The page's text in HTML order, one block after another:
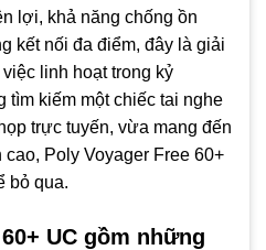
lợi, khả năng chống ồn
kết nối đa điểm, đây là giải
linh hoạt trong kỷ
tìm kiếm một chiếc tai nghe
trực tuyến, vừa mang đến
Poly Voyager Free 60+
bỏ qua.
UC gồm những